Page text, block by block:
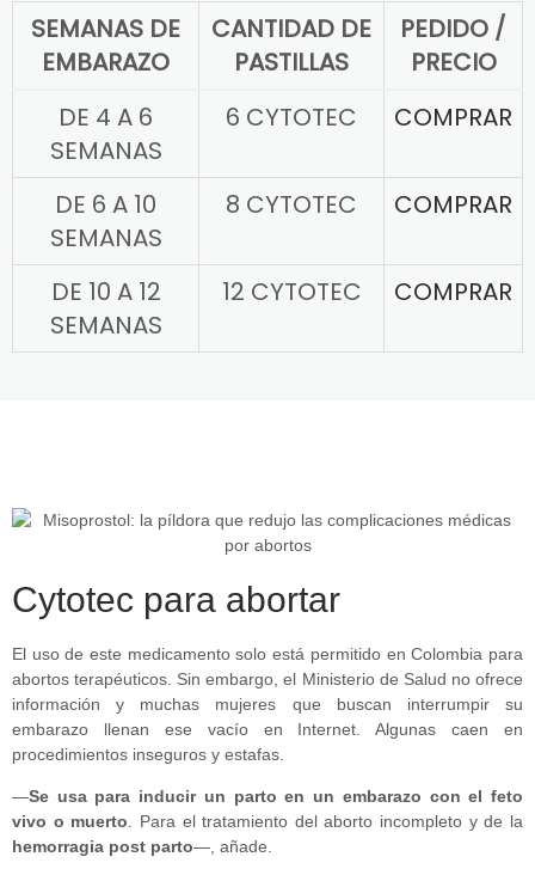
SEMANAS DE
EMBARAZO
CANTIDAD DE
PASTILLAS
PEDIDO /
PRECIO
DE 4 A 6
SEMANAS
6 CYTOTEC COMPRAR
DE 6 A 10
SEMANAS
8 CYTOTEC COMPRAR
DE 10 A 12
SEMANAS
12 CYTOTEC COMPRAR
Cytotec para abortar
El uso de este medicamento solo está permitido en Colombia para
abortos terapéuticos. Sin embargo, el Ministerio de Salud no ofrece
información y muchas mujeres que buscan interrumpir su
embarazo llenan ese vacío en Internet. Algunas caen en
procedimientos inseguros y estafas.
—Se usa para inducir un parto en un embarazo con el feto
vivo o muerto . Para el tratamiento del aborto incompleto y de la
hemorragia post parto—, añade.